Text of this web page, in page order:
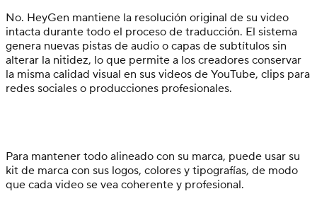
No. HeyGen mantiene la resolución original de su video
intacta durante todo el proceso de traducción. El sistema
genera nuevas pistas de audio o capas de subtítulos sin
alterar la nitidez, lo que permite a los creadores conservar
la misma calidad visual en sus videos de YouTube, clips para
redes sociales o producciones profesionales.
Para mantener todo alineado con su marca, puede usar su
kit de marca con sus logos, colores y tipografías, de modo
que cada video se vea coherente y profesional.